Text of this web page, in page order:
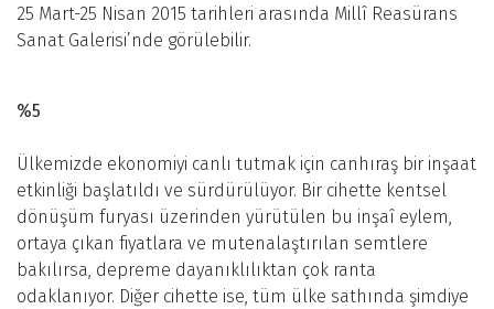
25 Mart-25 Nisan 2015 tarihleri arasında Millî Reasürans
Sanat Galerisi’nde görülebilir.
%5
Ülkemizde ekonomiyi canlı tutmak için canhıraş bir inşaat
etkinliği başlatıldı ve sürdürülüyor. Bir cihette kentsel
dönüşüm furyası üzerinden yürütülen bu inşaî eylem,
ortaya çıkan fiyatlara ve mutenalaştırılan semtlere
bakılırsa, depreme dayanıklılıktan çok ranta
odaklanıyor. Diğer cihette ise, tüm ülke sathında şimdiye